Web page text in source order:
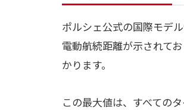
ポルシェ公式の国際モデ
電動航続距離が示されて
かります。
この最大値は、すべての